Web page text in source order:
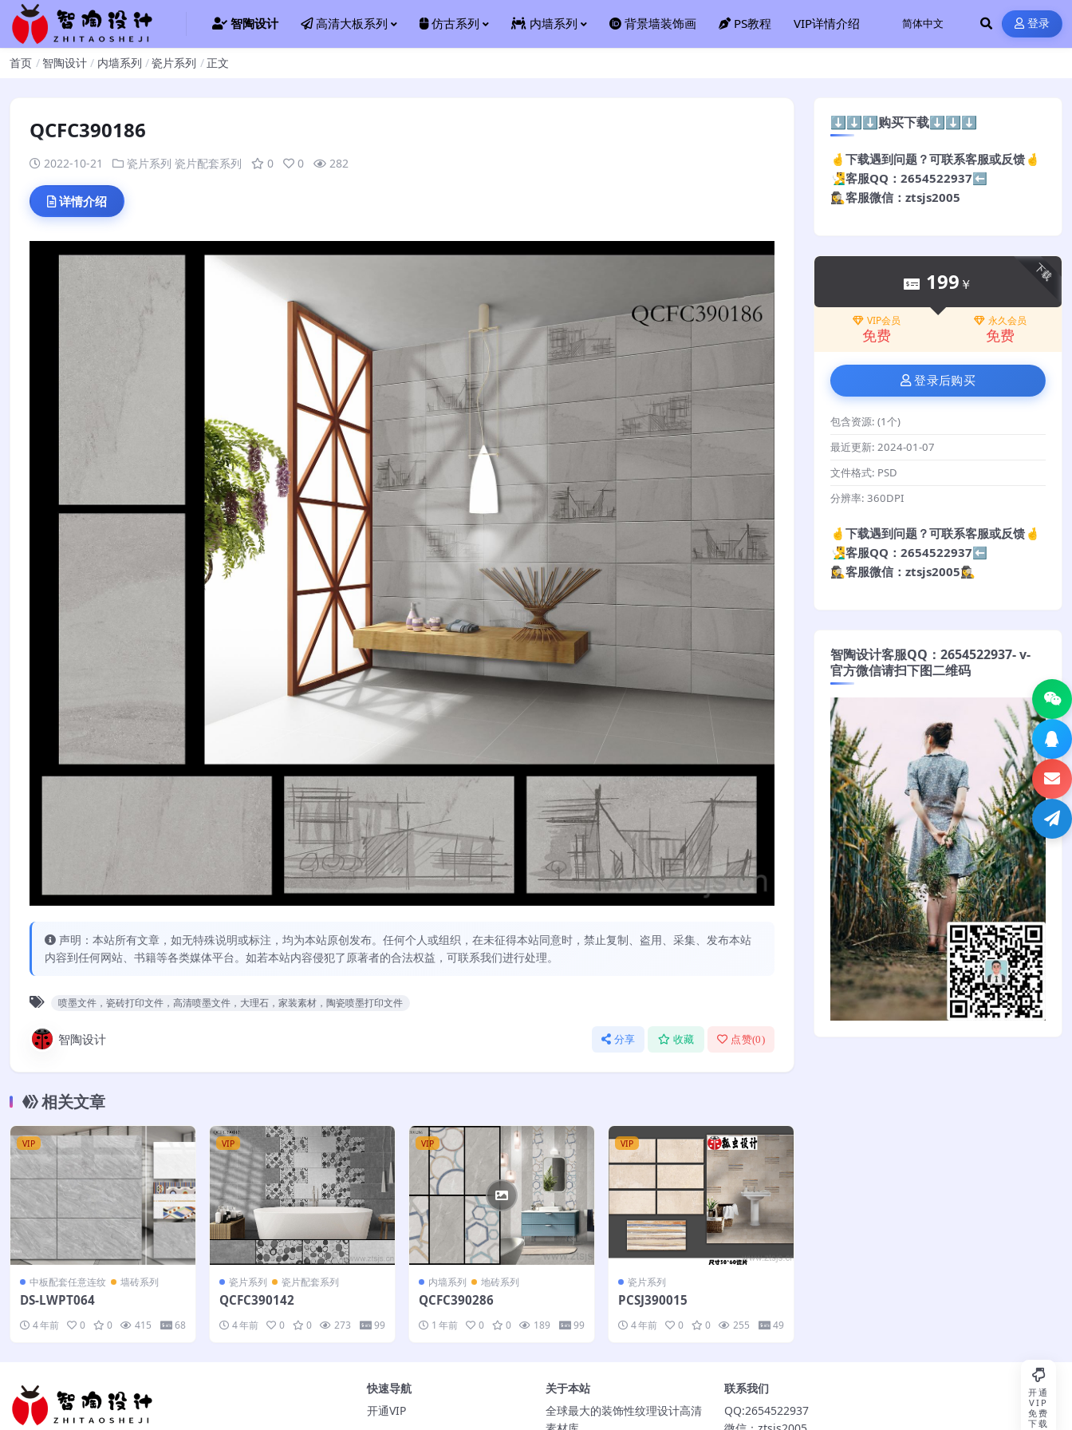
智陶设计 高清大板系列 仿古系列 内墙系列 背景墙装饰画 PS教程 VIP详情介绍 登录
首页 智陶设计 内墙系列 瓷片系列 正文
QCFC390186
2022-10-21 瓷片系列 瓷片配套系列 0 0 282
详情介绍
声明：本站所有文章，如无特殊说明或标注，均为本站原创发布。任何个人或组织，在未征得本站同意时，禁止复制、盗用、采集、发布本站
内容到任何网站、书籍等各类媒体平台。如若本站内容侵犯了原著者的合法权益，可联系我们进行处理。
喷墨文件，瓷砖打印文件，高清喷墨文件，大理石，家装素材，陶瓷喷墨打印文件
智陶设计 分享 收藏 点赞(0)
相关文章
VIP
中板配套任意连纹 墙砖系列
DS-LWPT064
4 年前 0 0 415 68
VIP
瓷片系列 瓷片配套系列
QCFC390142
4 年前 0 0 273 99
VIP
内墙系列 地砖系列
QCFC390286
1 年前 0 0 189 99
VIP
瓷片系列
PCSJ390015
4 年前 0 0 255 49
⬇️⬇️⬇️购买下载⬇️⬇️⬇️
🤞下载遇到问题？可联系客服或反馈🤞
🧏‍♂️客服QQ：2654522937⬅️
🕵️‍♀️客服微信：ztsjs2005
下载
199 ￥
VIP会员
免费
永久会员
免费
登录后购买
包含资源: (1个)
最近更新: 2024-01-07
文件格式: PSD
分辨率: 360DPI
🤞下载遇到问题？可联系客服或反馈🤞
🧏‍♂️客服QQ：2654522937⬅️
🕵️‍♀️客服微信：ztsjs2005🕵️‍♀️
智陶设计客服QQ：2654522937- v-
官方微信请扫下图二维码
快速导航
开通VIP
关于本站
全球最大的装饰性纹理设计高清
联系我们
QQ:2654522937
开通
VIP
免费
下载